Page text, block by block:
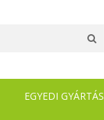
EGYEDI GYÁRTÁS